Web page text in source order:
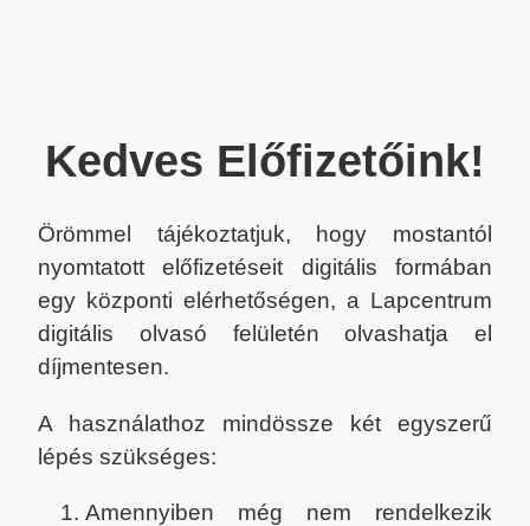
Kedves Előfizetőink!
Örömmel tájékoztatjuk, hogy mostantól
nyomtatott előfizetéseit digitális formában
egy központi elérhetőségen, a Lapcentrum
digitális olvasó felületén olvashatja el
díjmentesen.
A használathoz mindössze két egyszerű
lépés szükséges:
Amennyiben még nem rendelkezik